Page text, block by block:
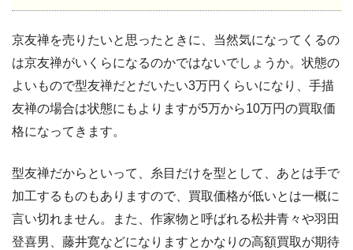
京友禅を売りたいと思ったときに、当然気になってくるの
は京友禅がいくらになるのかではないでしょうか。状態の
よいもので型友禅だとだいたい3万円くらいになり、手描
友禅の場合は状態にもよりますが5万から10万円の買取価
格になってきます。
型友禅だからといって、糸目だけを型として、あとは手で
加工するものもありますので、買取価格が低いとは一概に
言い切れません。また、作家物と呼ばれる松井青々や羽田
登喜男、藤井寛などになりますとかなりの高額買取が期待